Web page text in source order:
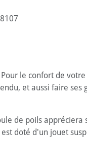
le confort de
et aussi faire ses
de poils appréciera
doté d'un jouet